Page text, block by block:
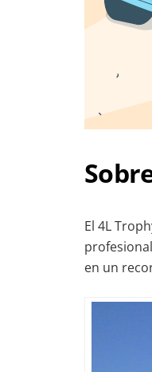
El 4L
en un